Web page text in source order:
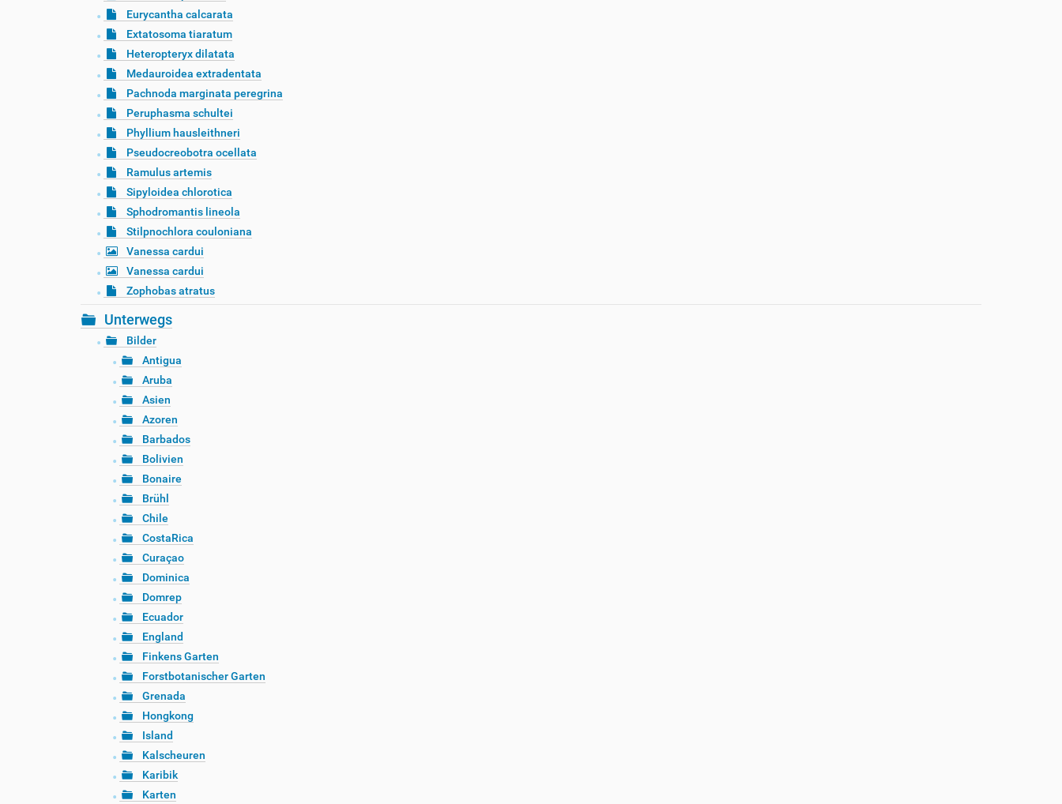
Eurycantha calcarata
Extatosoma tiaratum
Heteropteryx dilatata
Medauroidea extradentata
Pachnoda marginata peregrina
Peruphasma schultei
Phyllium hausleithneri
Pseudocreobotra ocellata
Ramulus artemis
Sipyloidea chlorotica
Sphodromantis lineola
Stilpnochlora couloniana
Vanessa cardui
Vanessa cardui
Zophobas atratus
Unterwegs
Bilder
Antigua
Aruba
Asien
Azoren
Barbados
Bolivien
Bonaire
Brühl
Chile
CostaRica
Curaçao
Dominica
Domrep
Ecuador
England
Finkens Garten
Forstbotanischer Garten
Grenada
Hongkong
Island
Kalscheuren
Karibik
Karten